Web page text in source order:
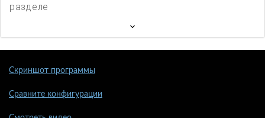
разделе
Скриншот программы
Сравните конфигурации